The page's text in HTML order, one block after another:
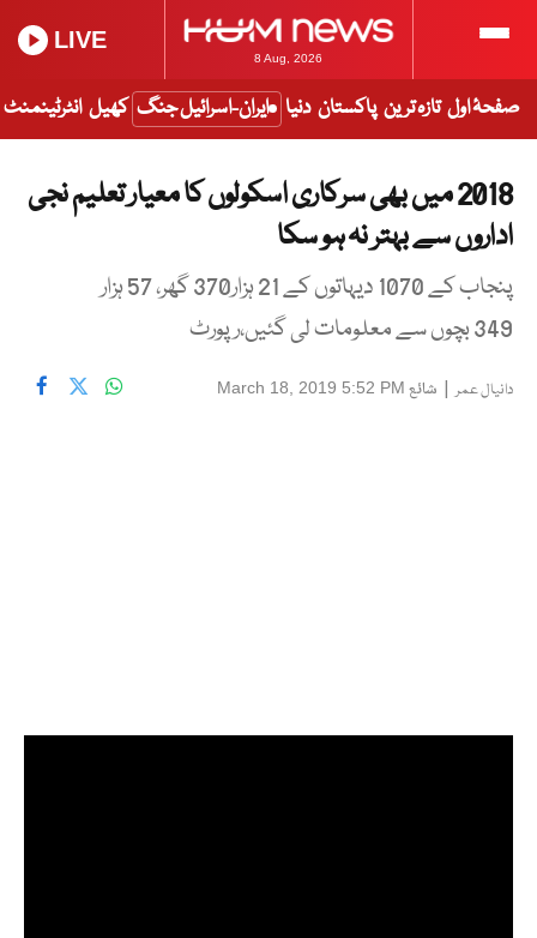
8 Aug, 2026
LIVE
صفحۂ اول تازہ ترین پاکستان دنیا ایران-اسرائیل جنگ کھیل انٹرٹینمنٹ
2018 میں بھی سرکاری اسکولوں کا معیار تعلیم نجی
اداروں سے بہتر نہ ہو سکا
پنجاب کے 1070 دیہاتوں کے 21 ہزار370 گھر، 57 ہزار
349 بچوں سے معلومات لی گئیں،رپورٹ
دانیال عمر| شائع March 18, 2019 5:52 PM